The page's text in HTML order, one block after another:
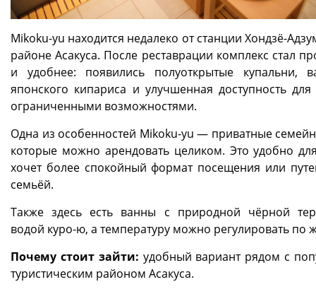
Mikoku-yu находится недалеко от станции Хондзё-
районе Асакуса. После реставрации комплекс стал
и удобнее: появились полуоткрытые купальни,
японского кипариса и улучшенная доступность для
ограниченными возможностями.
Одна из особенностей Mikoku-yu — приватные
которые можно арендовать целиком. Это удобно
хочет более спокойный формат посещения или
семьёй.
Также здесь есть ванны с природной чёрной
водой куро-ю, а температуру можно регулировать по
Почему стоит зайти: удобный вариант рядом с
туристическим районом Асакуса.